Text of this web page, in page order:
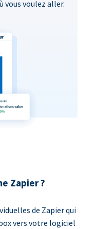
vous voulez aller.
Zapier ?
de Zapier qui
vers votre logiciel